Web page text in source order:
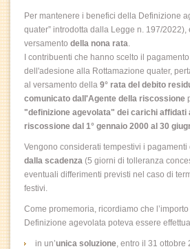
Per mantenere i benefici della Definizione
quater” introdotta dalla Legge n. 197/2022),
versamento della nona rata.
I contribuenti che hanno scelto il
dell'adesione alla Rottamazione quater,
al versamento della 9° rata del debito
comunicato dall'Agente della riscossione
"definizione agevolata" dei carichi affidati
riscossione dal 1° gennaio 2000 al 30
Vengono considerati tempestivi i pagamenti
dalla scadenza (5 giorni di tolleranza
eventuali differimenti previsti nel caso di
festivi.
Come promemoria, ricordiamo che
Definizione agevolata poteva essere
in un’unica soluzione, entro il 31 ottobre